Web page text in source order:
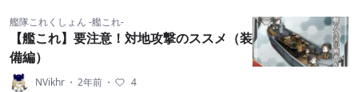
艦隊これくしょん -艦これ-
【艦これ】要注意！対地攻撃のススメ（装
備編）
NVikhr ・ 2年前 ・ 4